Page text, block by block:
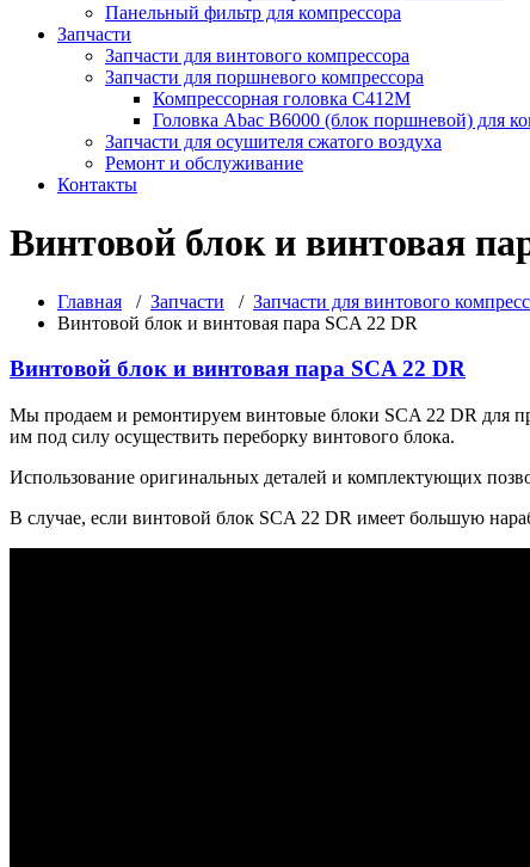
Панельный фильтр для компрессора
Запчасти
Запчасти для винтового компрессора
Запчасти для поршневого компрессора
Компрессорная головка С412М
Головка Abac B6000 (блок поршневой) для
Запчасти для осушителя сжатого воздуха
Ремонт и обслуживание
Контакты
Винтовой блок и винтовая
Главная / Запчасти / Запчасти для винтового
Винтовой блок и винтовая пара SCA 22 DR
Винтовой блок и винтовая пара SCA 22 DR
Мы продаем и ремонтируем винтовые блоки SCA 22 DR для
им под силу осуществить переборку винтового блока.
Использование оригинальных деталей и комплектующих
В случае, если винтовой блок SCA 22 DR имеет большую